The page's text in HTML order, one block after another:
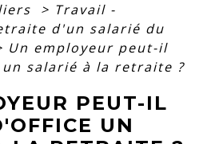
> Travail -
d'un salarié du
Un employeur peut-il
salarié à la retraite ?
PEUT-IL
UN